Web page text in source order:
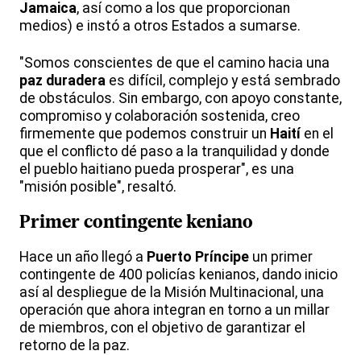
Jamaica, así como a los que proporcionan
medios) e instó a otros Estados a sumarse.
"Somos conscientes de que el camino hacia una
paz duradera es difícil, complejo y está sembrado
de obstáculos. Sin embargo, con apoyo constante,
compromiso y colaboración sostenida, creo
firmemente que podemos construir un Haití en el
que el conflicto dé paso a la tranquilidad y donde
el pueblo haitiano pueda prosperar", es una
"misión posible", resaltó.
Primer contingente keniano
Hace un año llegó a Puerto Príncipe un primer
contingente de 400 policías kenianos, dando inicio
así al despliegue de la Misión Multinacional, una
operación que ahora integran en torno a un millar
de miembros, con el objetivo de garantizar el
retorno de la paz.